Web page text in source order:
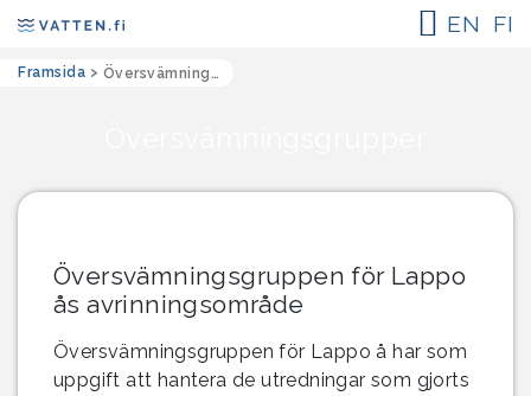
FI
EN
Framsida > Översvämningsgruppen för Lappo ås avrinningsområde
Översvämningsgruppen för Lappo
ås avrinningsområde
Översvämningsgruppen för Lappo å har som
uppgift att hantera de utredningar som gjorts